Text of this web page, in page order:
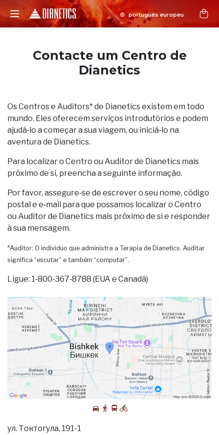
Contacte um Centro de
Dianetics
Os Centros e Auditors* de Dianetics existem em todo
mundo. Eles oferecem serviços introdutórios e podem
ajudá‑lo a começar a sua viagem, ou iniciá‑lo na
aventura de Dianetics.
Para localizar o Centro ou Auditor de Dianetics mais
próximo de si, preencha a seguinte informação.
Por favor, assegure‑se de escrever o seu nome, código
postal e e‑mail para que possamos localizar o Centro
ou Auditor de Dianetics mais próximo de si e responder
à sua mensagem.
*Auditor: O indivíduo que administra a Terapia de Dianetics. Auditar
significa “escutar” e também “computar”.
Ligue: 1‑800‑367‑8788 (EUA e Canadá)
ул. Токтогула, 191-1